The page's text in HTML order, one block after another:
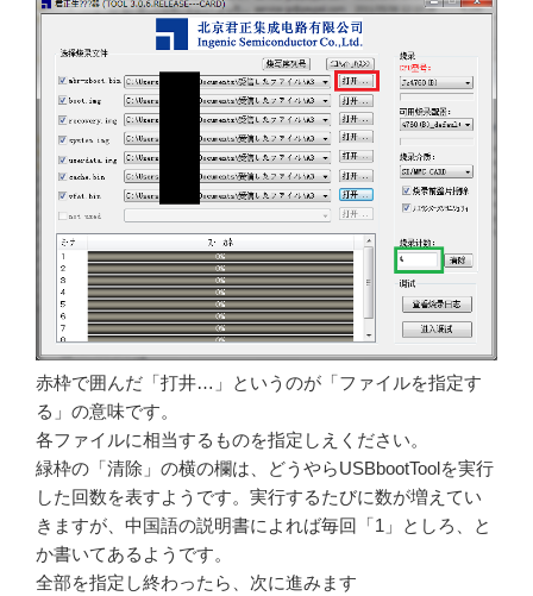
赤枠で囲んだ「打井…」というのが「ファイルを指定す
る」の意味です。
各ファイルに相当するものを指定しえください。
緑枠の「清除」の横の欄は、どうやらUSBbootToolを実行
した回数を表すようです。実行するたびに数が増えてい
きますが、中国語の説明書によれば毎回「1」としろ、と
か書いてあるようです。
全部を指定し終わったら、次に進みます